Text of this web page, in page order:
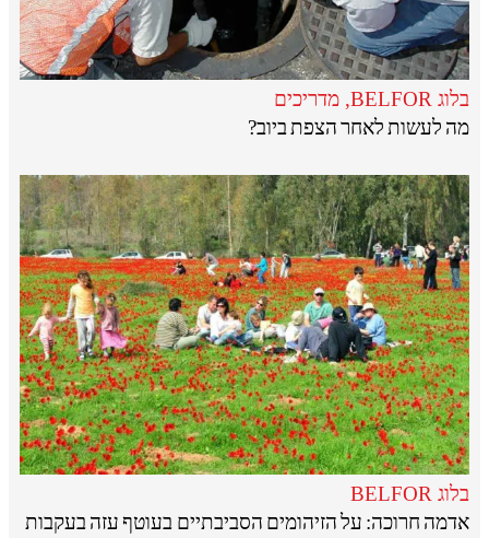
בלוג BELFOR , מדריכים
מה לעשות לאחר הצפת ביוב?
בלוג BELFOR
אדמה חרוכה: על הזיהומים הסביבתיים בעוטף עזה בעקבות